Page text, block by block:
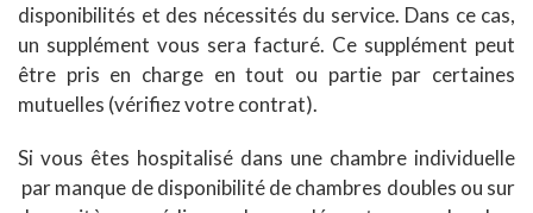
disponibilités et des nécessités du service. Dans ce cas,
un supplément vous sera facturé. Ce supplément peut
être pris en charge en tout ou partie par certaines
mutuelles (vérifiez votre contrat).
Si vous êtes hospitalisé dans une chambre individuelle
par manque de disponibilité de chambres doubles ou sur